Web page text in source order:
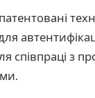
співпраці з